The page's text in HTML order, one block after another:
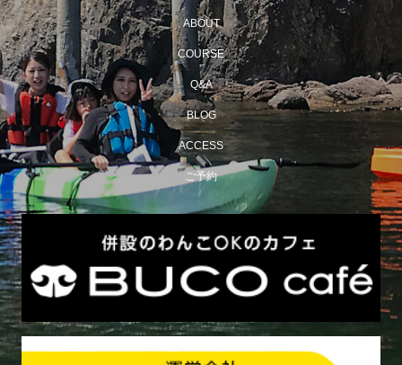
ABOUT
COURSE
Q&A
BLOG
ACCESS
ご予約